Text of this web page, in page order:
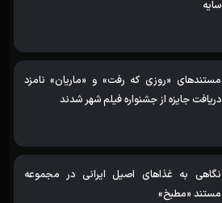
سایه
مستندهای «روزی که رفت» و «ماریان» نامزد
دریافت جایزه از جشنواره فیلم شهر شدند
نگاهی به غذاهای اصیل ایرانی در مجموعه
مستند «مطبخ»